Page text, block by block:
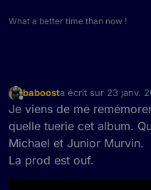
What a better time than now !
Hors-ligne
baboosta écrit sur 23 janv.
dernière édition par
Je viens de me
quelle tuerie cet album.
Michael et Junior Murvin.
La prod est ouf.